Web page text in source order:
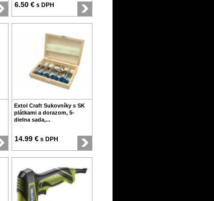
6.50 € s DPH
Extol Craft Sukovníky s SK
plátkami a dorazom, 5-
dielna sada,...
14.99 € s DPH